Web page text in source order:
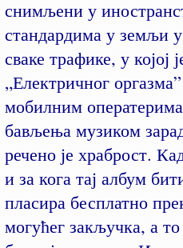
снимљени у
стандардима у земљи
сваке трафике, у којој
„Електричног
мобилним
бављења музиком
речено је храброст.
и за кога тај албум
пласира бесплатно
могућег закључка, а